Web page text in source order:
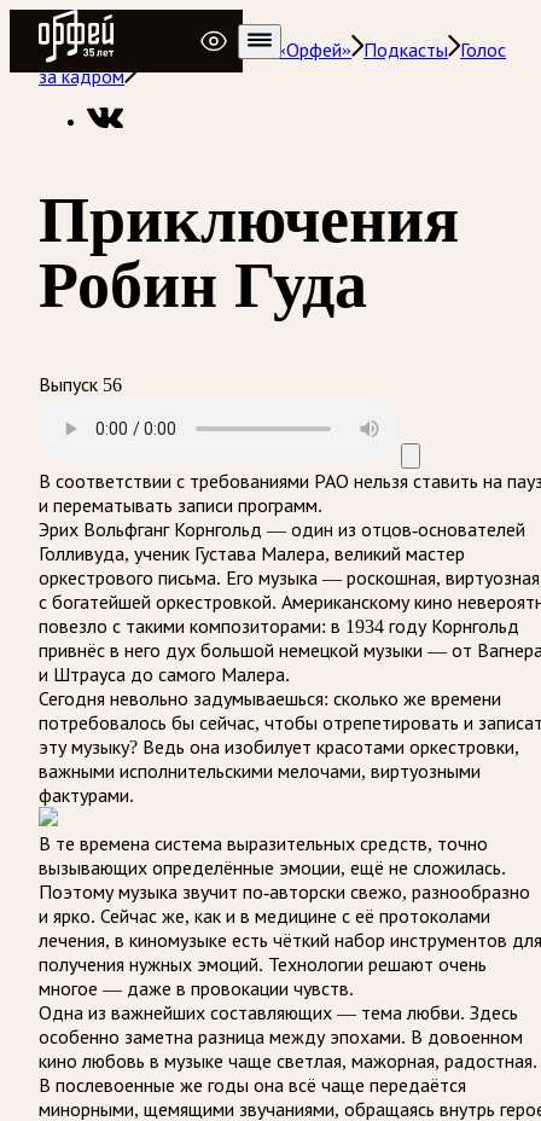
Радио Орфей
Радио классической музыки «Орфей»
Подкасты
Голос
за кадром
Приключения
Робин Гуда
Выпуск 56
В соответствии с требованиями РАО нельзя ставить на
и перематывать записи программ.
Эрих Вольфганг Корнгольд — один из отцов-основателей
Голливуда, ученик Густава Малера, великий мастер
оркестрового письма. Его музыка — роскошная,
с богатейшей оркестровкой. Американскому кино
повезло с такими композиторами: в 1934 году Корнгольд
привнёс в него дух большой немецкой музыки — от
и Штрауса до самого Малера.
Сегодня невольно задумываешься: сколько же времени
потребовалось бы сейчас, чтобы отрепетировать и
эту музыку? Ведь она изобилует красотами оркестровки,
важными исполнительскими мелочами, виртуозными
фактурами.
В те времена система выразительных средств, точно
вызывающих определённые эмоции, ещё не сложилась.
Поэтому музыка звучит по-авторски свежо, разнообразно
и ярко. Сейчас же, как и в медицине с её протоколами
лечения, в киномузыке есть чёткий набор инструментов для
получения нужных эмоций. Технологии решают очень
многое — даже в провокации чувств.
Одна из важнейших составляющих — тема любви. Здесь
особенно заметна разница между эпохами. В довоенном
кино любовь в музыке чаще светлая, мажорная, радостная.
В послевоенные же годы она всё чаще передаётся
минорными, щемящими звучаниями, обращаясь внутрь